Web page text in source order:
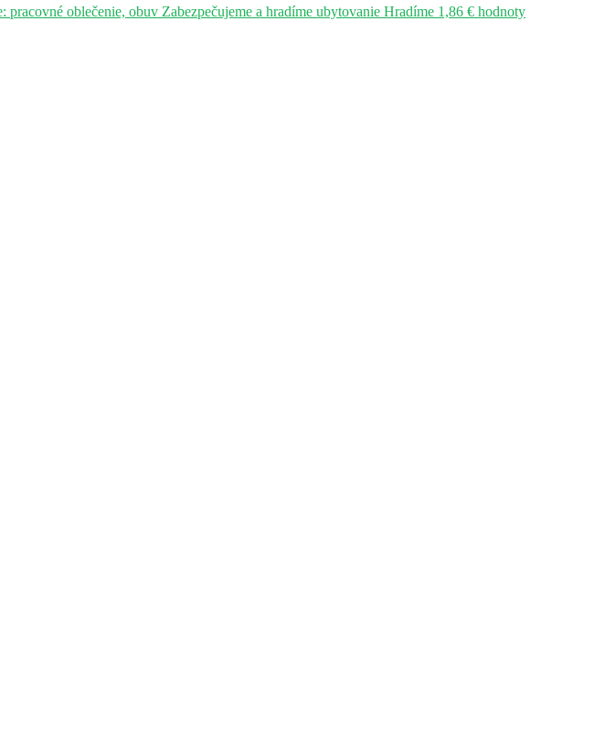
oblečenie, obuv Zabezpečujeme a hradíme ubytovanie Hradíme 1,86 € hodnoty